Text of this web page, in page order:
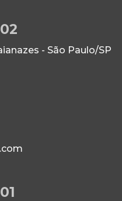
- São Paulo/SP